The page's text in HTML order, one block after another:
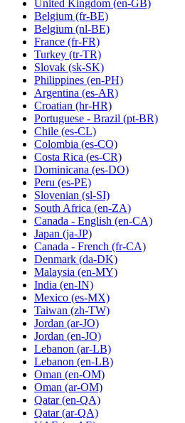
United Kingdom (en-GB)
Belgium (fr-BE)
Belgium (nl-BE)
France (fr-FR)
Turkey (tr-TR)
Slovak (sk-SK)
Philippines (en-PH)
Argentina (es-AR)
Croatian (hr-HR)
Portuguese - Brazil (pt-BR)
Chile (es-CL)
Colombia (es-CO)
Costa Rica (es-CR)
Dominicana (es-DO)
Peru (es-PE)
Slovenian (sl-SI)
South Africa (en-ZA)
Canada - English (en-CA)
Japan (ja-JP)
Canada - French (fr-CA)
Denmark (da-DK)
Malaysia (en-MY)
India (en-IN)
Mexico (es-MX)
Taiwan (zh-TW)
Jordan (ar-JO)
Jordan (en-JO)
Lebanon (ar-LB)
Lebanon (en-LB)
Oman (en-OM)
Oman (ar-OM)
Qatar (en-QA)
Qatar (ar-QA)